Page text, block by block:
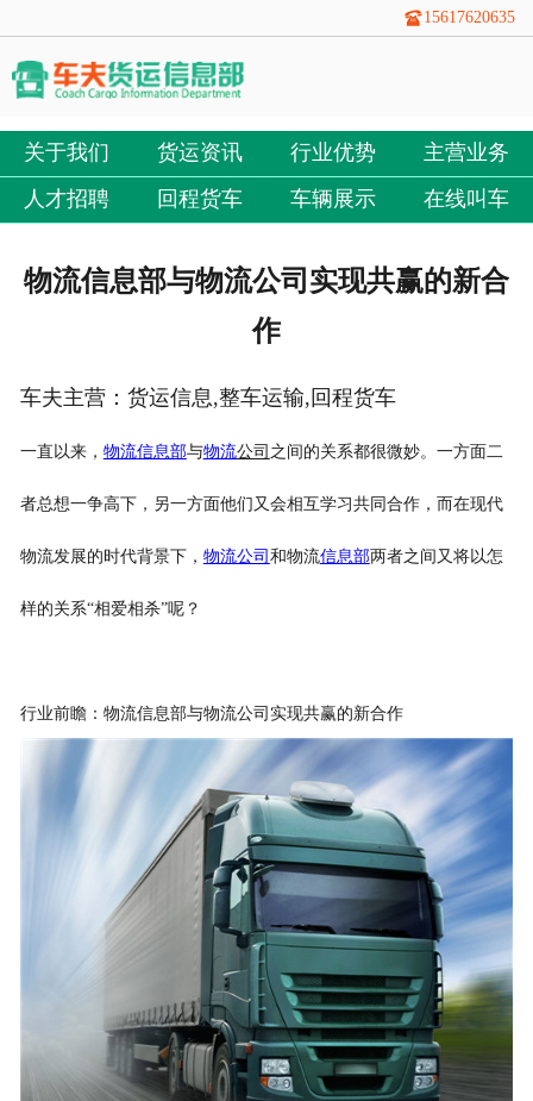
15617620635
关于我们 货运资讯 行业优势
主营业务
人才招聘
回程货车 车辆展示 在线叫车
物流信息部与物流公司实现共赢的新合
作
车夫主营：货运信息,整车运输,回程货车
一直以来， 物流信息部与物流公司 之间的关系都很微妙。一方面二
者总想一争高下，另一方面他们又会相互学习共同合作，而在现代
物流发展的时代背景下， 物流公司 和物流信息部两者之间又将以怎
样的关系“相爱相杀”呢？
行业前瞻：物流信息部与物流公司实现共赢的新合作